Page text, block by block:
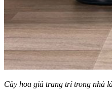
Cây hoa giả trang trí trong nhà